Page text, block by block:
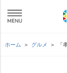
ホーム グルメ